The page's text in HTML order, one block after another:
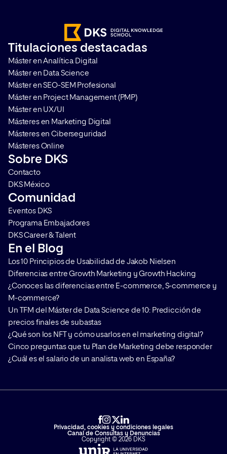
cobra sentido la publicidad
contextual. Te contamos qué […]
Titulaciones destacadas
Máster en Analítica Digital
Máster en Data Science
Máster en SEO-SEM Profesional
Máster en Project Management (PMP)
Máster en UX/UI
Másteres en Marketing Digital
Másteres en Ciberseguridad
Másteres Online
Sobre DKS
Contacto
DKS México
Comunidad
Eventos DKS
Programa Embajadores
DKS Career & Talent
En el Blog
Los 10 Principios de Usabilidad de Jakob Nielsen
Diferencias entre Growth Marketing y Growth Hacking
¿Conoces las diferencias entre E-commerce, S-commerce y
M-commerce?
Un TFM del Máster de Data Science de 10: Predicción de
precios finales de subastas
¿Qué son los NFT y cómo usarlos en el marketing digital?
Cinco preguntas que tu Plan de Marketing debe responder
¿Cuál es el salario de un analista web en España?
Privacidad, cookies y condiciones legales
Canal de Consultas y Denuncias
Copyright © 2026 DKS